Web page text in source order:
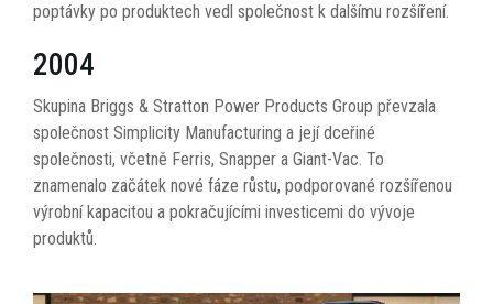
poptávky po produktech vedl společnost k dalšímu rozšíření.
2004
Skupina Briggs & Stratton Power Products Group převzala
společnost Simplicity Manufacturing a její dceřiné
společnosti, včetně Ferris, Snapper a Giant-Vac. To
znamenalo začátek nové fáze růstu, podporované rozšířenou
výrobní kapacitou a pokračujícími investicemi do vývoje
produktů.